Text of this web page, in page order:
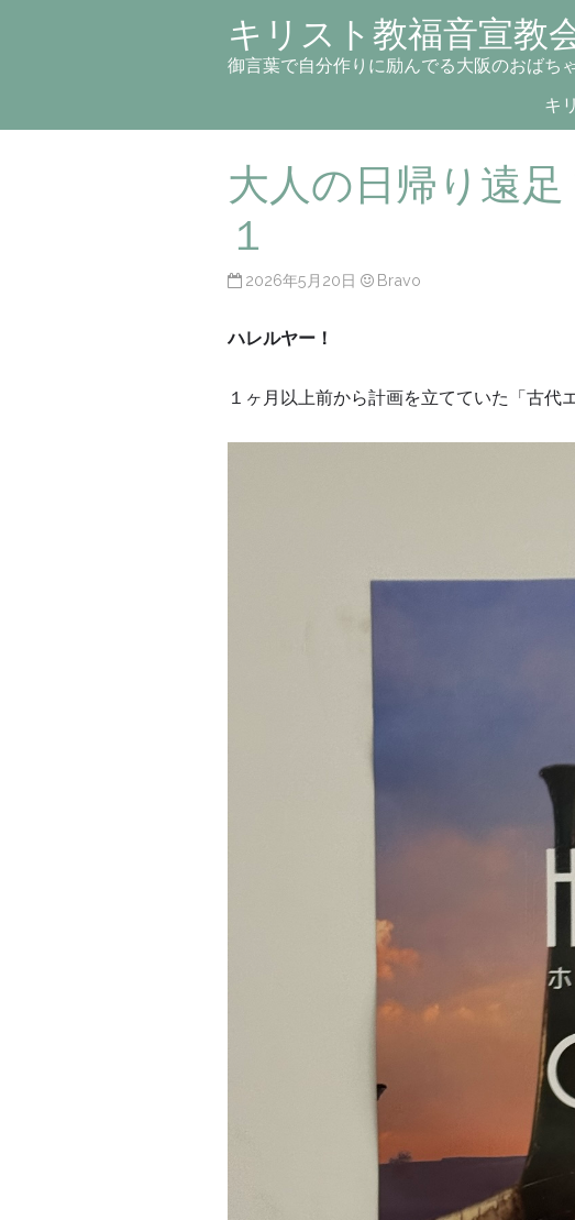
キリスト教福音宣教
御言葉で自分作りに励んでる大阪のおばち
キ
大人の日帰り遠
１
2026年5月20日 Bravo
ハレルヤー！
１ヶ月以上前から計画を立てていた「古代